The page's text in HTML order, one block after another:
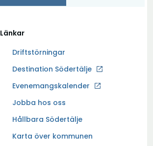
Länkar
Driftstörningar
Destination Södertälje
Ö
p
n
a
Evenemangskalender
Jobba hos oss
Ö
p
n
Hållbara Södertälje
Karta över kommunen